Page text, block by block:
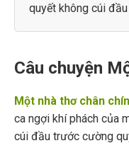
quyết không cúi
Câu chuyện
Một nhà thơ chân
ca ngợi khí phách của
cúi đầu trước cường